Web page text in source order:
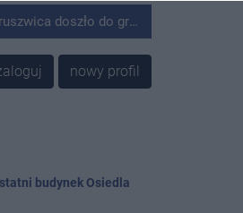
wyglądającego zdarzenia.
nowy profil
budynek Osiedla